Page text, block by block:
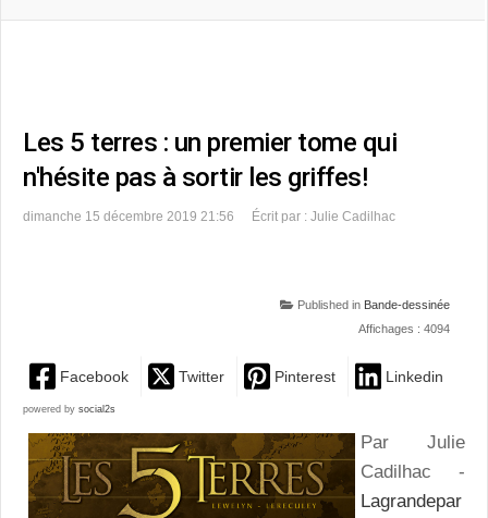
Les 5 terres : un premier tome qui
n'hésite pas à sortir les griffes!
dimanche 15 décembre 2019 21:56 Écrit par : Julie Cadilhac
Published in Bande-dessinée
Affichages : 4094
Facebook Twitter Pinterest Linkedin
powered by social2s
Par Julie
Cadilhac -
Lagrandepar